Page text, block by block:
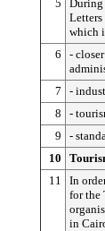
5
During
which
6
-
7
-
8
-
9
-
10
11
In
for the
in